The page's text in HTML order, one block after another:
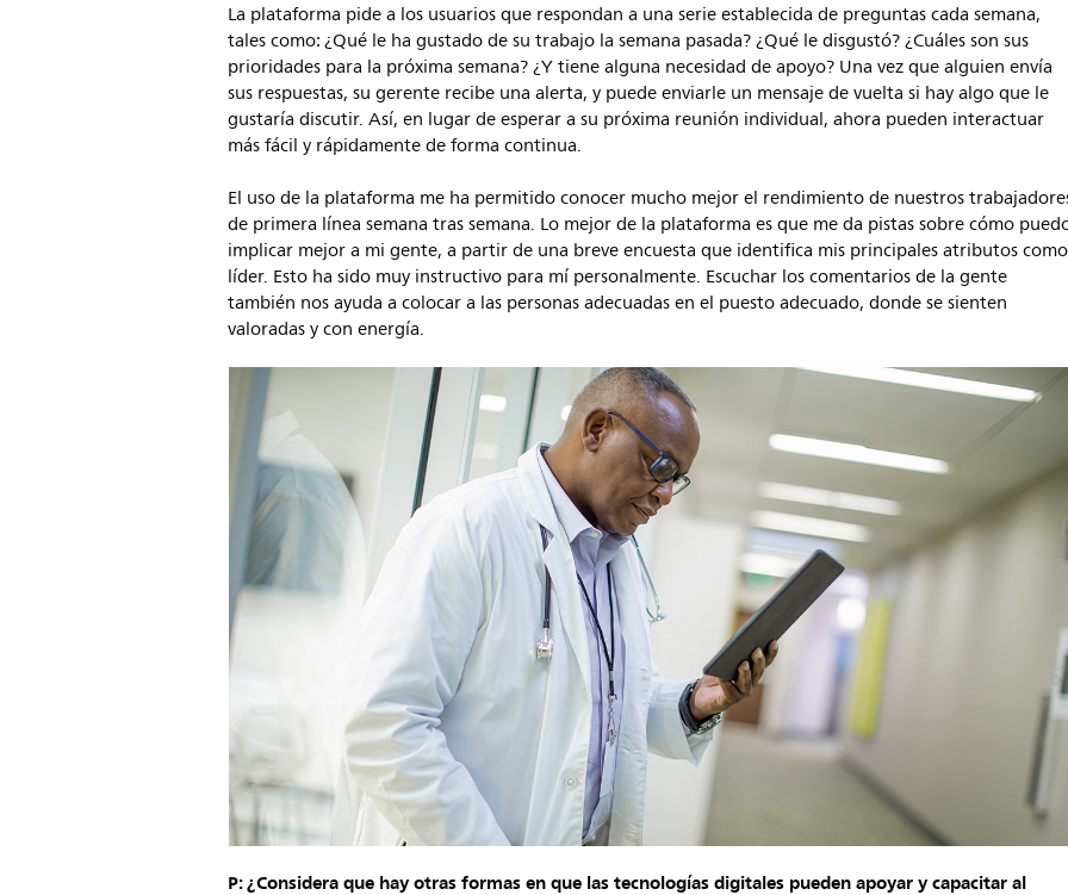
La plataforma pide a los usuarios que respondan a una serie establecida de preguntas cada semana,
tales como: ¿Qué le ha gustado de su trabajo la semana pasada? ¿Qué le disgustó? ¿Cuáles son sus
prioridades para la próxima semana? ¿Y tiene alguna necesidad de apoyo? Una vez que alguien envía
sus respuestas, su gerente recibe una alerta, y puede enviarle un mensaje de vuelta si hay algo que le
gustaría discutir. Así, en lugar de esperar a su próxima reunión individual, ahora pueden interactuar
más fácil y rápidamente de forma continua.
El uso de la plataforma me ha permitido conocer mucho mejor el rendimiento de nuestros
de primera línea semana tras semana. Lo mejor de la plataforma es que me da pistas sobre cómo
implicar mejor a mi gente, a partir de una breve encuesta que identifica mis principales atributos como
líder. Esto ha sido muy instructivo para mí personalmente. Escuchar los comentarios de la gente
también nos ayuda a colocar a las personas adecuadas en el puesto adecuado, donde se sienten
valoradas y con energía.
P: ¿Considera que hay otras formas en que las tecnologías digitales pueden apoyar y capacitar al